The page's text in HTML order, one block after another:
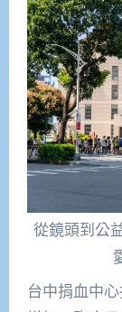
從鏡頭到公
台中捐血中